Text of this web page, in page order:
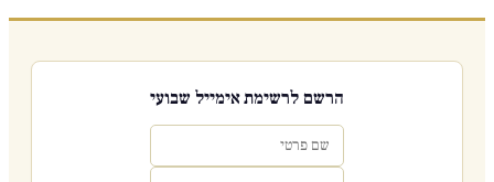
הרשם לרשימת אימייל שבועי